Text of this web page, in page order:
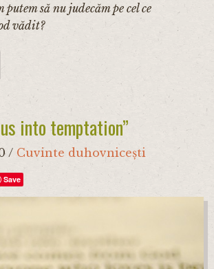
putem să nu judecăm pe cel ce
vădit?
into temptation”
/ Cuvinte duhovnicești
Save